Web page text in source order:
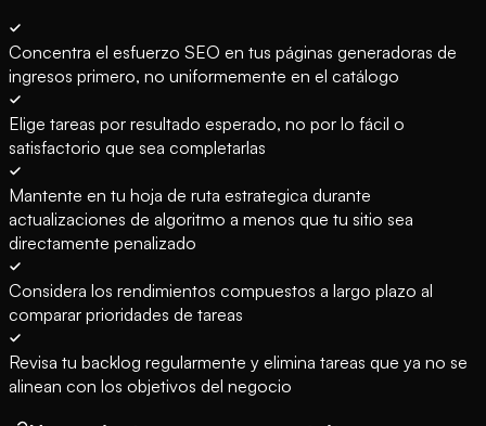
Concentra el esfuerzo SEO en tus páginas generadoras de
ingresos primero, no uniformemente en el catálogo
Elige tareas por resultado esperado, no por lo fácil o
satisfactorio que sea completarlas
Mantente en tu hoja de ruta estrategica durante
actualizaciones de algoritmo a menos que tu sitio sea
directamente penalizado
Considera los rendimientos compuestos a largo plazo al
comparar prioridades de tareas
Revisa tu backlog regularmente y elimina tareas que ya no se
alinean con los objetivos del negocio